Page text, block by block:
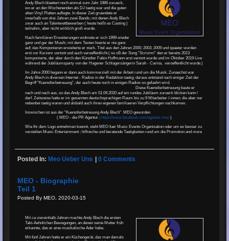
Andy Blech blaettert noch einmal zum Jahr 1986 zurueck,
wo er an den Wochenenden als DJ taetig war und die guten
alten Vinyl Platten auflegte. In dieser Zeit gruendete er
innerhalb von drei Jahren zwei Bands; mit denen Andy Blech
zwar auch an Talentwettbewerben ( heute heißt es Casting )
teilnahm, aber nicht wirklich groß wurde.
Nach familiären Erweiterungen widmete er sich 1999 wieder
ganz und gar der Musik; mit dem Texten hoerte er nie ganz
auf; das Komponieren erweiterte er stark. Titel aus den Jahren 2000; 2003; 2009 und spaeter wurden
erst vor Kurzem vertont und auch veroeffentlicht.( so zB der Song "Scrivimi" den er bereits 2013
komponierte, der aber durch den Künstler Fabio Hoffmann erst vertont wurde und im Oktober 2019 Live
während der Jubiläumsparty von der Hagener Schlagersängerin Sarah - Carina, veroeffentlicht wurde.)
Im Jahre 2000 begann er dann auch kommerziell mit der Arbeit rund um die Musik. Zunaechst war
Andy Blech in diversen Internet - Radios in der Redaktion taetig; daraus entstand nach einiger Zeit der
Begriff "Kuenstlerbetreuung", der auch heute noch in einigen Radios so gefuehrt wird.
Diese Kuenstlerbetreuung baute er
nach und nach aus, so das Andy Blech am 01.09.2020 auf ein rundes Jubiläum zurueck blicken kann /
darf. Zeitweise hatte er im gesamten deutschsprachigen Raum bis zu 9 Mitarbeiter /-innen; die aber nur
nebenbei taetig waren und alsbald auch ihren eigenen familiaeren Verpflichtungen nachkamen.
Inzwischen ist aus der "Kuenstlerbetreuung Andy Blech" MEO geworden
( MEO - die PR Agentur ; https://www.facebook.com/agentur.meo )
Wie Ihr dem Logo entnehmen koennt, steht MEO fuer Music Events Organisation oder um es besser zu
verstehen Music Entertainment ; hilfreiche und beratende Taetigkeiten rund um die Promotion and more
Posted In: Meo Ueber Uns |0 Comments
MEO - Biographie
Teil 1
Posted By MEO, 2020-03-15
Mit ca viereinhalb Jahren machte Andy Blech die ersten
Takt-Aehnlichen Bewegungen, an denen seine Mutter früh
erkannte, das er eine musikalische Ader habe.
Mit fünf Jahren hatte er ein Küchengerät, das man damals